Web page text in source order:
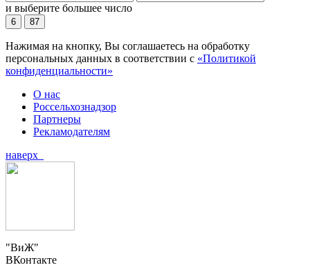
и выберите большее число
6 87
Нажимая на кнопку, Вы соглашаетесь на обработку
персональных данных в соответствии с «Политикой
конфиденциальности»
О нас
Россельхознадзор
Партнеры
Рекламодателям
наверх
"ВиЖ"
ВКонтакте